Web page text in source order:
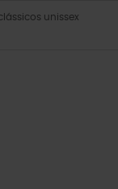
unissex